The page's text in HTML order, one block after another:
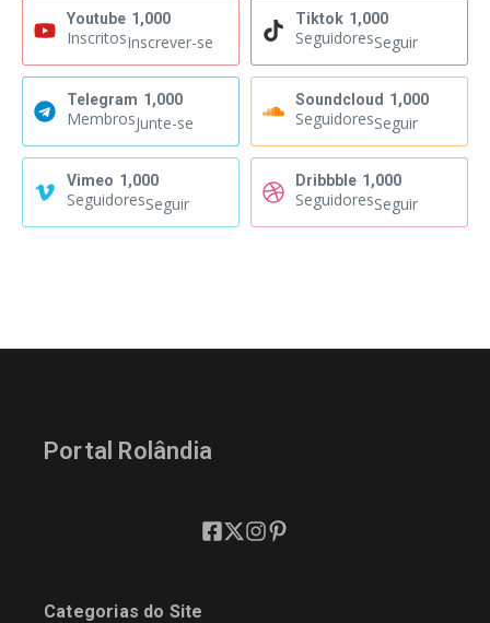
Youtube 1,000
InscritosInscrever-se
Tiktok 1,000
SeguidoresSeguir
Telegram 1,000
MembrosJunte-se
Soundcloud 1,000
SeguidoresSeguir
Vimeo 1,000
SeguidoresSeguir
Dribbble 1,000
SeguidoresSeguir
Portal Rolândia
Categorias do Site